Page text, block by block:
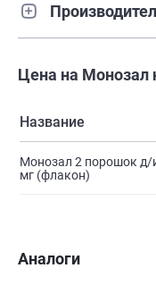
Цена на Монозал
Название
Монозал 2 порошок д/
мг (флакон)
Аналоги